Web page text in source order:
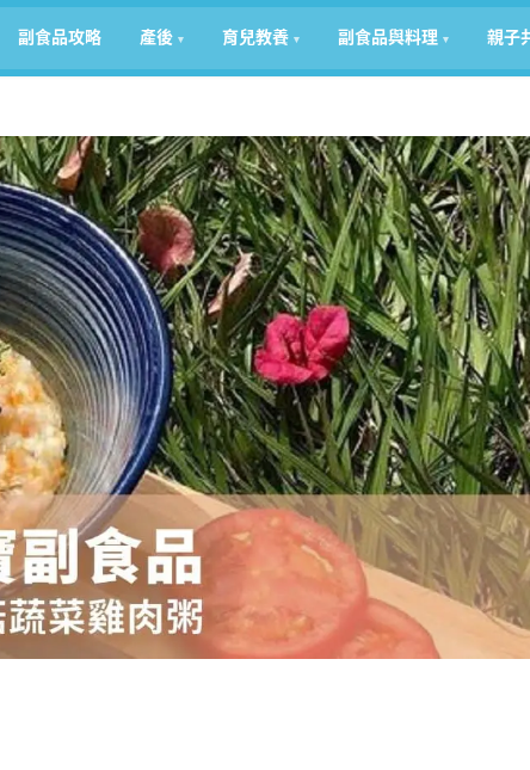
副食品攻略 產後 育兒教養 副食品與料理 親子